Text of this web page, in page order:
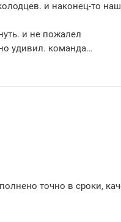
то нашел
и не пожалел
области
точно в сроки,